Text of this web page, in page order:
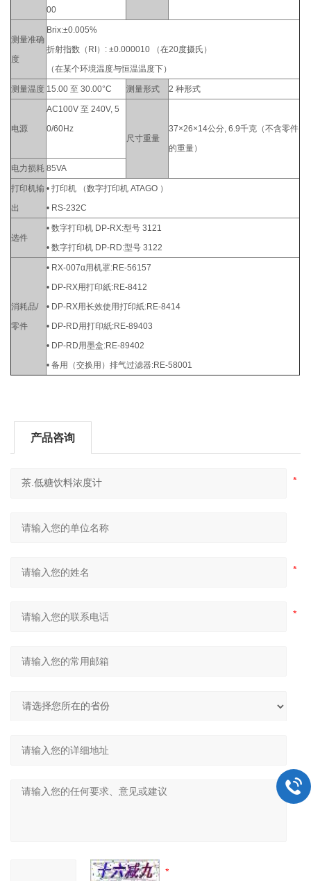
00
测量准确
度
Brix:±0.005%
折射指数（RI）: ±0.000010 （在20度摄氏）
（在某个环境温度与恒温温度下）
测量温度 15.00 至 30.00°C 测量形式 2 种形式
电源
AC100V 至 240V, 5
0/60Hz
尺寸重量
37×26×14公分, 6.9千克（不含零件
的重量）
电力损耗 85VA
打印机输
出
• 打印机 （数字打印机 ATAGO ）
• RS-232C
选件
• 数字打印机 DP-RX:型号 3121
• 数字打印机 DP-RD:型号 3122
消耗品/
零件
• RX-007α用机罩:RE-56157
• DP-RX用打印紙:RE-8412
• DP-RX用长效使用打印紙:RE-8414
• DP-RD用打印紙:RE-89403
• DP-RD用墨盒:RE-89402
• 备用（交换用）排气过滤器:RE-58001
产品咨询